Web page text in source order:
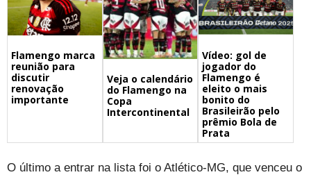
Flamengo marca
reunião para
discutir
renovação
importante
Veja o calendário
do Flamengo na
Copa
Intercontinental
Vídeo: gol de
jogador do
Flamengo é
eleito o mais
bonito do
Brasileirão pelo
prêmio Bola de
Prata
O último a entrar na lista foi o Atlético-MG, que venceu o